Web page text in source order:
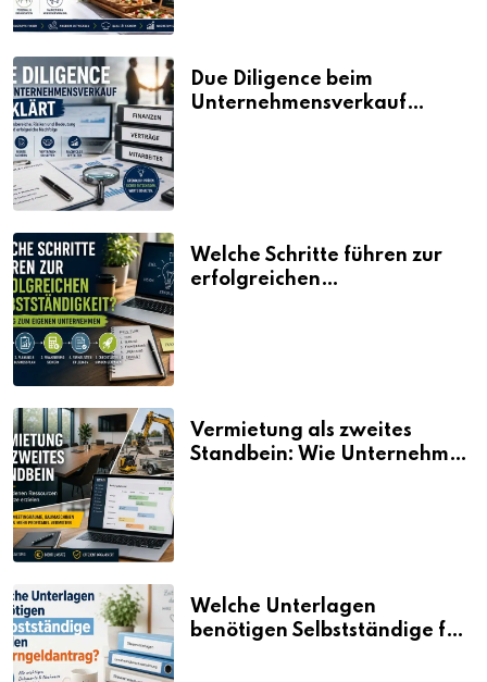
Due Diligence beim
Unternehmensverkauf
Welche Schritte führen zur
erfolgreichen
Vermietung als zweites
Standbein: Wie Unternehmen
Welche Unterlagen
benötigen Selbstständige für